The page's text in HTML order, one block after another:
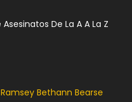
De La A A La Z
Bethann Bearse